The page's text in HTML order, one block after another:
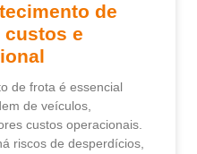
de
custos e
de frota é essencial
de veículos,
custos operacionais.
riscos de desperdícios,